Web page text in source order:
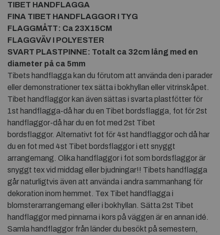
TIBET HANDFLAGGA
FINA TIBET HANDFLAGGOR I TYG
FLAGGMÅTT: Ca 23X15CM
FLAGGVÄV I POLYESTER
SVART PLASTPINNE: Totalt ca 32cm lång med en
diameter på ca 5mm
Tibets handflagga kan du förutom att använda den i parader
eller demonstrationer tex sätta i bokhyllan eller vitrinskåpet.
Tibet handflaggor kan även sättas i svarta plastfötter för
1st handflagga-då har du en Tibet bordsflagga, fot för 2st
handflaggor-då har du en fot med 2st Tibet
bordsflaggor. Alternativt fot för 4st handflaggor och då har
du en fot med 4st Tibet bordsflaggor i ett snyggt
arrangemang. Olika handflaggor i fot som bordsflaggor är
snyggt tex vid middag eller bjudningar!! Tibets handflagga
går naturligtvis även att använda i andra sammanhang för
dekoration inom hemmet. Tex Tibet handflagga i
blomsterarrangemang eller i bokhyllan. Sätta 2st Tibet
handflaggor med pinnarna i kors på väggen är en annan idé.
Samla handflaggor från länder du besökt på semestern,